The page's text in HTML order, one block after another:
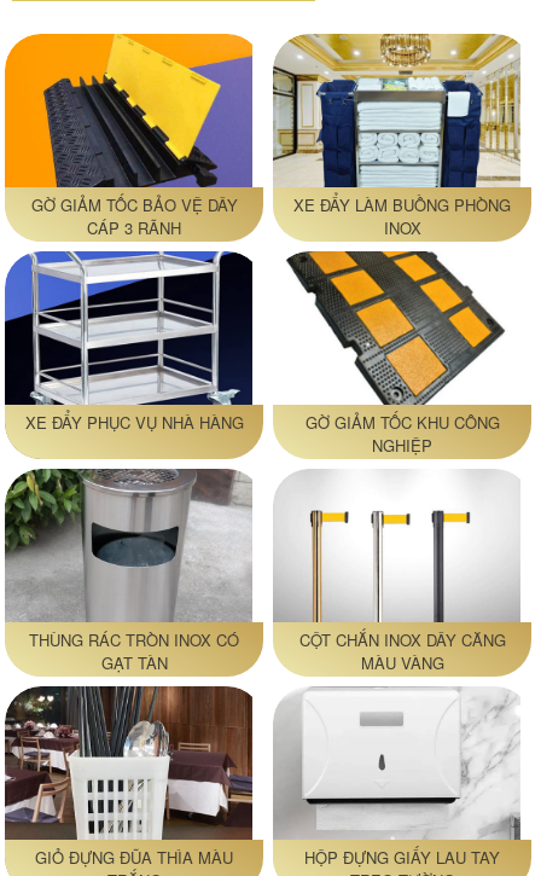
GỜ GIẢM TỐC BẢO VỆ DÂY
CÁP 3 RÃNH
XE ĐẨY LÀM BUỒNG PHÒNG
INOX
XE ĐẨY PHỤC VỤ NHÀ HÀNG
GỜ GIẢM TỐC KHU CÔNG
NGHIỆP
THÙNG RÁC TRÒN INOX CÓ
GẠT TÀN
CỘT CHẮN INOX DÂY CĂNG
MÀU VÀNG
GIỎ ĐỰNG ĐŨA THÌA MÀU
HỘP ĐỰNG GIẤY LAU TAY